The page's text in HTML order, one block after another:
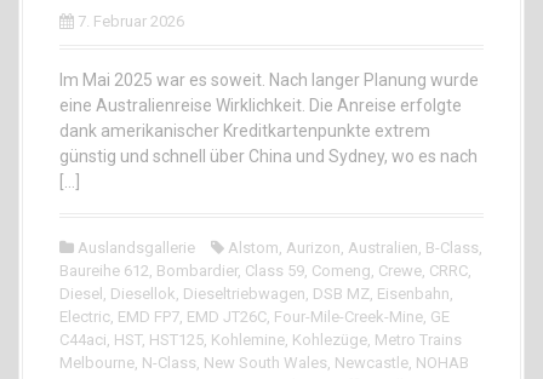
7. Februar 2026
Im Mai 2025 war es soweit. Nach langer Planung wurde
eine Australienreise Wirklichkeit. Die Anreise erfolgte
dank amerikanischer Kreditkartenpunkte extrem
günstig und schnell über China und Sydney, wo es nach
Auslandsgallerie Alstom, Aurizon, Australien, B-Class,
Baureihe 612, Bombardier, Class 59, Comeng, Crewe, CRRC,
Diesel , Diesellok, Dieseltriebwagen, DSB MZ, Eisenbahn,
Electric, EMD FP7, EMD JT26C, Four-Mile-Creek-Mine, GE
C44aci, HST, HST125, Kohlemine, Kohlezüge, Metro Trains
Melbourne, N-Class, New South Wales, Newcastle, NOHAB